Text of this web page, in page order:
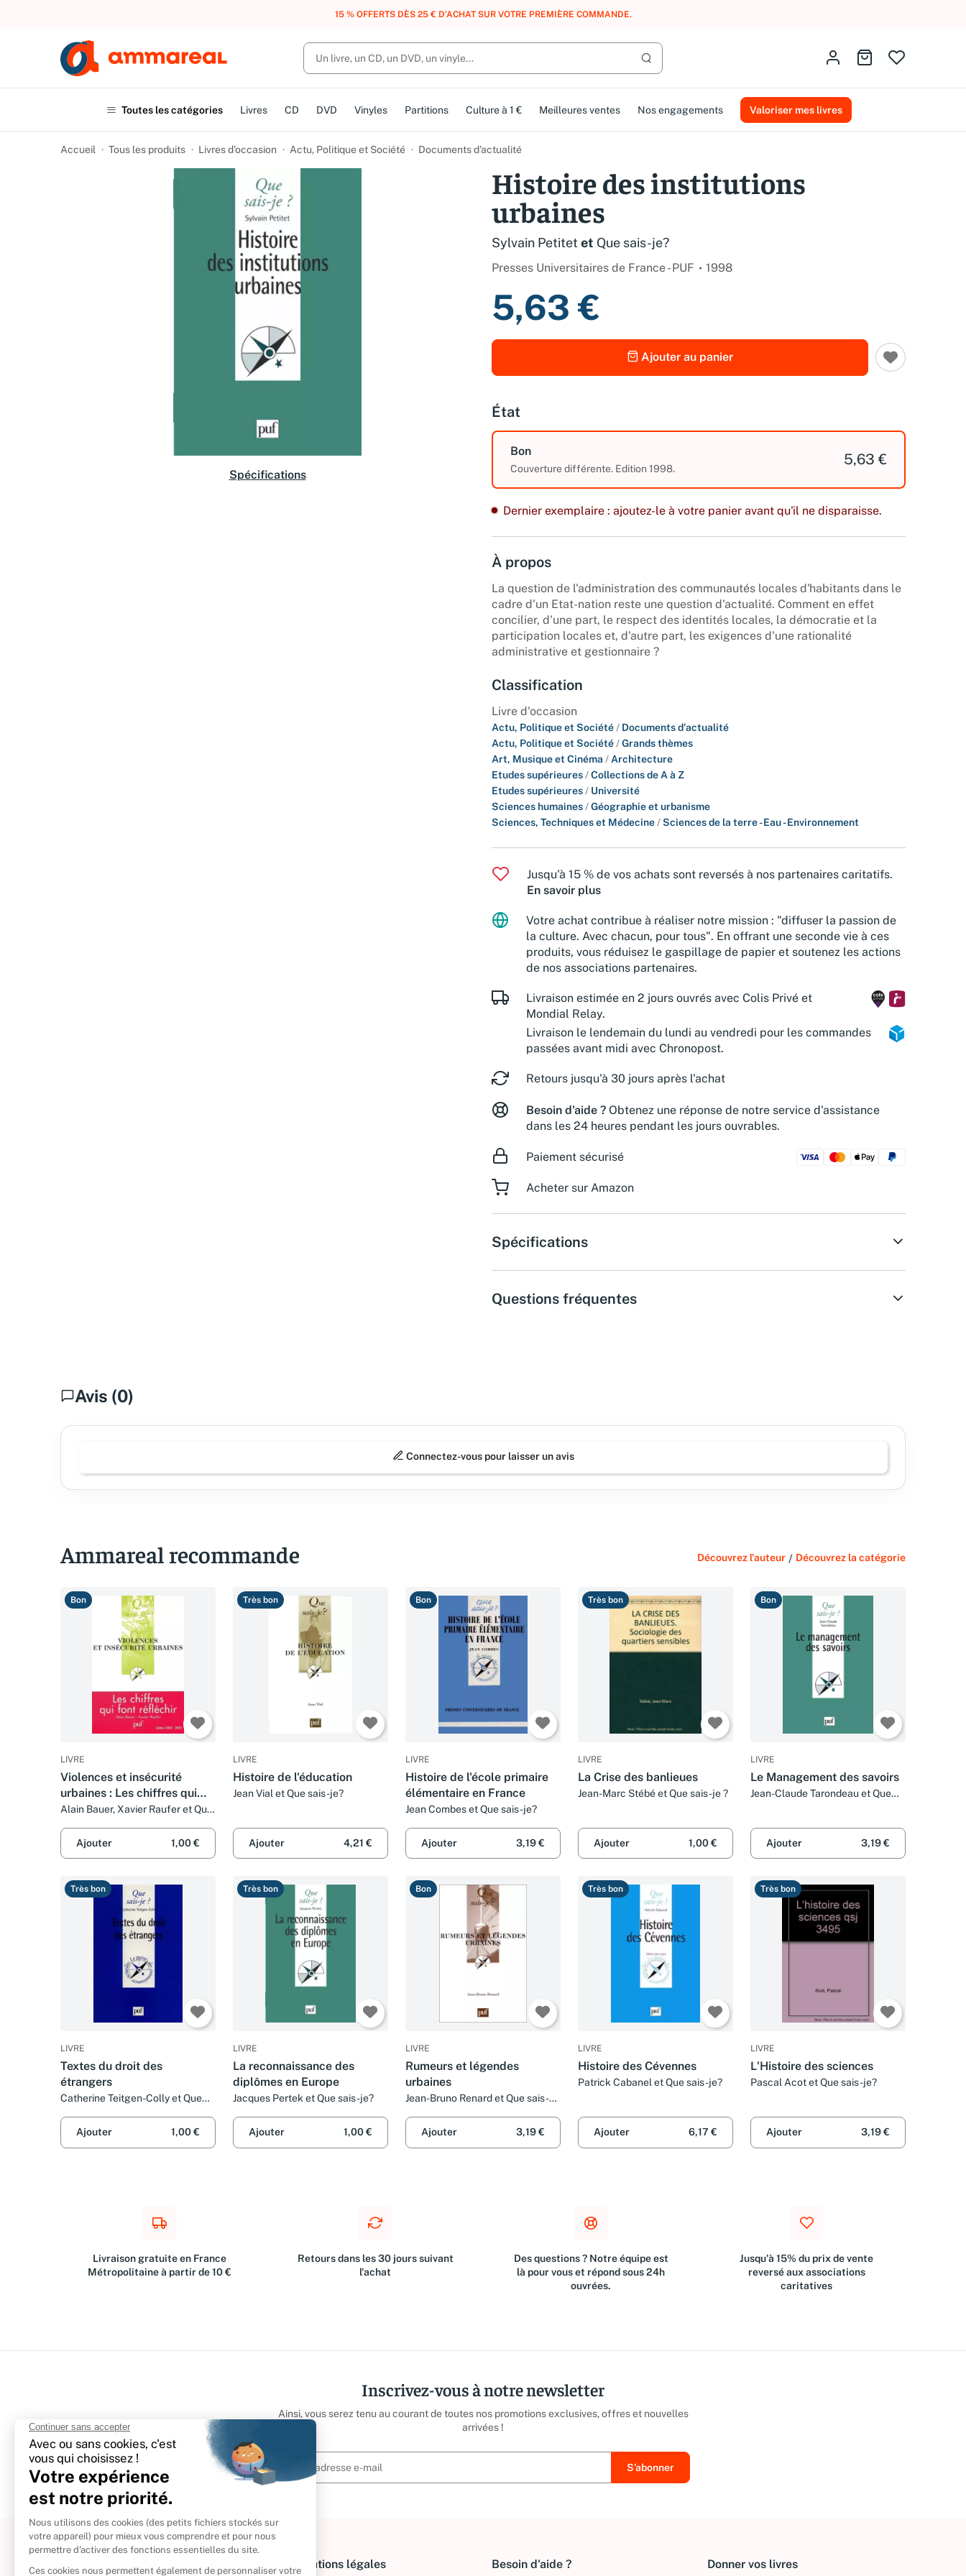
UN ACHAT, DES POINTS, DES RÉCOMPENSES :REJOIGNEZ GRATUITEMENT LE CLUB AMMAREAL.
Lancer la recherche
Identifiez-vousAller au panier
Toutes les catégories Livres CD DVD Vinyles Partitions Culture à 1 € Meilleures ventes Nos engagements Valoriser mes livres
Accueil Tous les produits Livres d’occasion Actu, Politique et Société Documents d'actualité
Spécifications
Histoire des institutions
urbaines
Sylvain Petitet et Que sais-je?
Presses Universitaires de France - PUF 1998
5,63 €
Ajouter au panier
État
Bon
Couverture différente. Edition 1998.
5,63 €
Dernier exemplaire : ajoutez-le à votre panier avant qu'il ne disparaisse.
À propos
La question de l'administration des communautés locales d'habitants dans le
cadre d'un Etat-nation reste une question d'actualité. Comment en effet
concilier, d'une part, le respect des identités locales, la démocratie et la
participation locales et, d'autre part, les exigences d'une rationalité
administrative et gestionnaire ?
Classification
Livre d'occasion
Actu, Politique et Société / Documents d'actualité
Actu, Politique et Société /Grands thèmes
Art, Musique et Cinéma / Architecture
Etudes supérieures /Collections de A à Z
Etudes supérieures / Université
Sciences humaines /Géographie et urbanisme
Sciences, Techniques et Médecine /Sciences de la terre - Eau - Environnement
Jusqu'à 15 % de vos achats sont reversés à nos partenaires caritatifs.
En savoir plus
Votre achat contribue à réaliser notre mission : "diffuser la passion de
la culture. Avec chacun, pour tous". En offrant une seconde vie à ces
produits, vous réduisez le gaspillage de papier et soutenez les actions
de nos associations partenaires.
Livraison estimée en 2 jours ouvrés avec Colis Privé et
Mondial Relay.
Livraison le lendemain du lundi au vendredi pour les commandes
passées avant midi avec Chronopost.
Retours jusqu'à 30 jours après l'achat
Besoin d'aide ? Obtenez une réponse de notre service d'assistance
dans les 24 heures pendant les jours ouvrables.
Paiement sécurisé
Acheter sur Amazon
Spécifications
Questions fréquentes
Avis (0)
Connectez-vous pour laisser un avis
Ammareal recommande Découvrez l'auteur / Découvrez la catégorie
Bon
LIVRE
Violences et insécurité
urbaines : Les chiffres qui
font réfléchir
Alain Bauer, Xavier Raufer et Que
Ajouter
1,00 €
Très bon
LIVRE
Histoire de l'éducation
Jean Vial et Que sais-je?
Ajouter 4,21 €
Bon
LIVRE
Histoire de l'école primaire
élémentaire en France
Jean Combes et Que sais-je?
Ajouter 3,19 €
Très bon
LIVRE
La Crise des banlieues
Jean-Marc Stébé et Que sais-je ?
Ajouter 1,00 €
Bon
LIVRE
Le Management des savoirs
Jean-Claude Tarondeau et Que
Ajouter 3,19 €
Très bon
LIVRE
Textes du droit des
étrangers
Catherine Teitgen-Colly et Que
Ajouter
1,00 €
Très bon
LIVRE
La reconnaissance des
diplômes en Europe
Jacques Pertek et Que sais-je?
Ajouter 1,00 €
Bon
LIVRE
Rumeurs et légendes
urbaines
Jean-Bruno Renard et Que sais-
Ajouter
3,19 €
Très bon
LIVRE
Histoire des Cévennes
Patrick Cabanel et Que sais-je?
Ajouter 6,17 €
Très bon
LIVRE
L'Histoire des sciences
Pascal Acot et Que sais-je?
Ajouter 3,19 €
Livraison gratuite en France
Métropolitaine à partir de 10 €
Retours dans les 30 jours suivant
l'achat
Des questions ? Notre équipe est
là pour vous et répond sous 24h
ouvrées.
Jusqu'à 15% du prix de vente
reversé aux associations
caritatives
Inscrivez-vous à notre newsletter
Ainsi, vous serez tenu au courant de toutes nos promotions exclusives, offres et nouvelles
arrivées !
À propos Informations légales Besoin d'aide ? Donner vos livres